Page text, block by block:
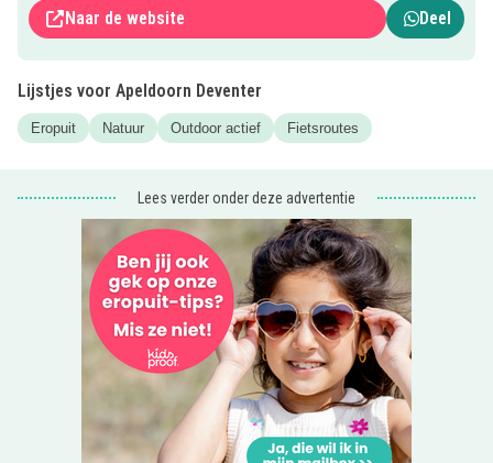
Naar de website Deel
Lijstjes voor Apeldoorn Deventer
Eropuit Natuur Outdoor actief Fietsroutes
Lees verder onder deze advertentie